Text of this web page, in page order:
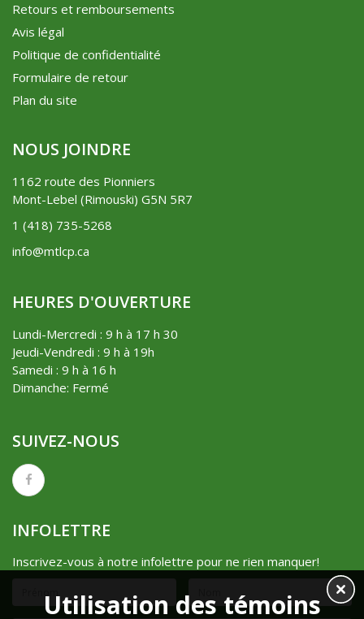
Retours et remboursements
Avis légal
Politique de confidentialité
Formulaire de retour
Plan du site
NOUS JOINDRE
1162 route des Pionniers
Mont-Lebel (Rimouski) G5N 5R7
1 (418) 735-5268
info@mtlcp.ca
HEURES D'OUVERTURE
Lundi-Mercredi : 9 h à 17 h 30
Jeudi-Vendredi : 9 h à 19h
Samedi : 9 h à 16 h
Dimanche: Fermé
SUIVEZ-NOUS
INFOLETTRE
Inscrivez-vous à notre infolettre pour ne rien manquer!
Utilisation des témoins